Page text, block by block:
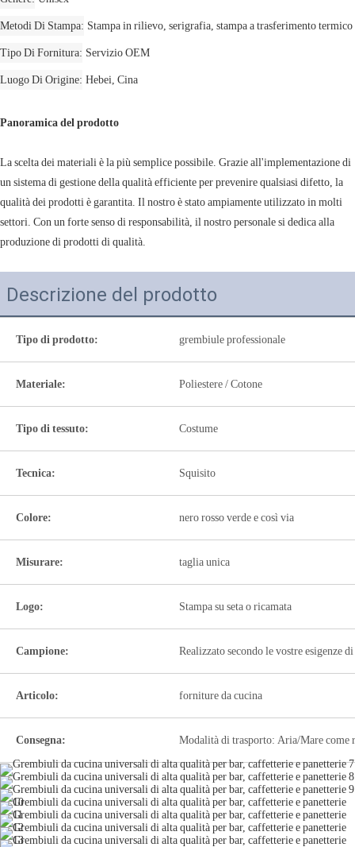
Metodi Di Stampa Stampa in rilievo, serigrafia, stampa a trasferimento termico
Tipo Di Fornitura Servizio OEM
Luogo Di Origine Hebei, Cina
Panoramica del prodotto
La scelta dei materiali è la più semplice possibile. Grazie all'implementazione di
un sistema di gestione della qualità efficiente per prevenire qualsiasi difetto, la
qualità dei prodotti è garantita. Il nostro è stato ampiamente utilizzato in molti
settori. Con un forte senso di responsabilità, il nostro personale si dedica alla
produzione di prodotti di qualità.
Descrizione del prodotto
Tipo di prodotto: grembiule professionale
Materiale: Poliestere / Cotone
Tipo di tessuto: Costume
Tecnica: Squisito
Colore: nero rosso verde e così via
Misurare: taglia unica
Logo: Stampa su seta o ricamata
Campione: Realizzato secondo le vostre esigenze
Articolo: forniture da cucina
Consegna: Modalità di trasporto: Aria/Mare come